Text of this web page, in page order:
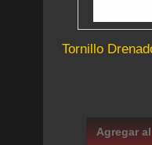
Tornillo
Agregar